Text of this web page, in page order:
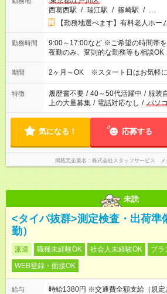
西葛西駅 / 瑞江駅 / 篠崎駅 / …
【勤務地選べます】有料老人ホー
勤務時間
9:00～17:00など ※ご希望の時間帯をご相談ください。 ※日勤、
夜勤のみ、変則的な勤務等も相談OK
期間 2ヶ月～OK ※スタート日はお気軽に
特徴 履歴書不要 / 40～50代活躍中 / 服装
上の大量募集 / 電話対応なし / パソ
気になる！ 応募する
掲載元企業名 株式会社スタッフサービス メ
未読
<タイパ抜群>測定検査・出荷準
勤）
派遣 職種未経験OK 社会人未経験OK
ブラ
WEB登録・面接OK
給与
時給1380円 ※交通費全額支給（規定